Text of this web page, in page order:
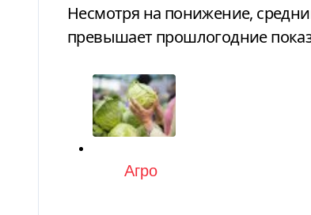
Несмотря на понижение,
превышает прошлогодние
Категория
Агро